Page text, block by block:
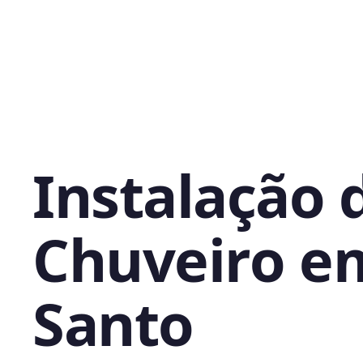
Instalação
Chuveiro
Santo